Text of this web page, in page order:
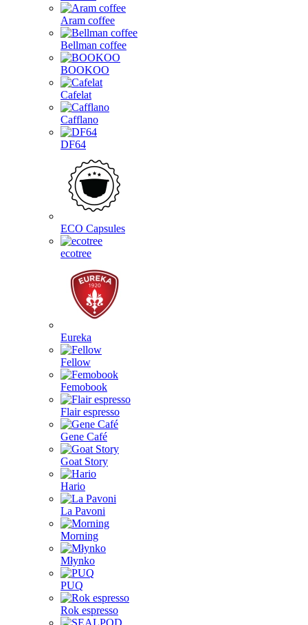
Aram coffee
Bellman coffee
BOOKOO
Cafelat
Cafflano
DF64
ECO Capsules
ecotree
Eureka
Fellow
Femobook
Flair espresso
Gene Café
Goat Story
Hario
La Pavoni
Morning
Młynko
PUQ
Rok espresso